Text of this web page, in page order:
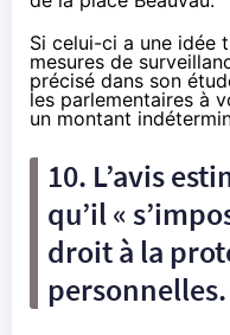
Si celui-ci a une idée
mesures de
précisé dans son
les parlementaires à
un montant
10. L’avis
qu’il «
droit à la
personnelles.